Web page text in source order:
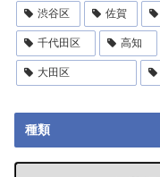
渋谷区 佐賀
千代田区 高知
大田区
種類